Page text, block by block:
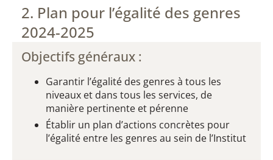
2. Plan pour l’égalité des genres
2024-2025​​​
​Objectifs généraux :
Garantir l’égalité des genres à tous les
niveaux et dans tous les services, de
manière pertinente et pérenne
Établir un plan d’actions concrètes pour
l’égalité entre les genres au sein de l’Institut